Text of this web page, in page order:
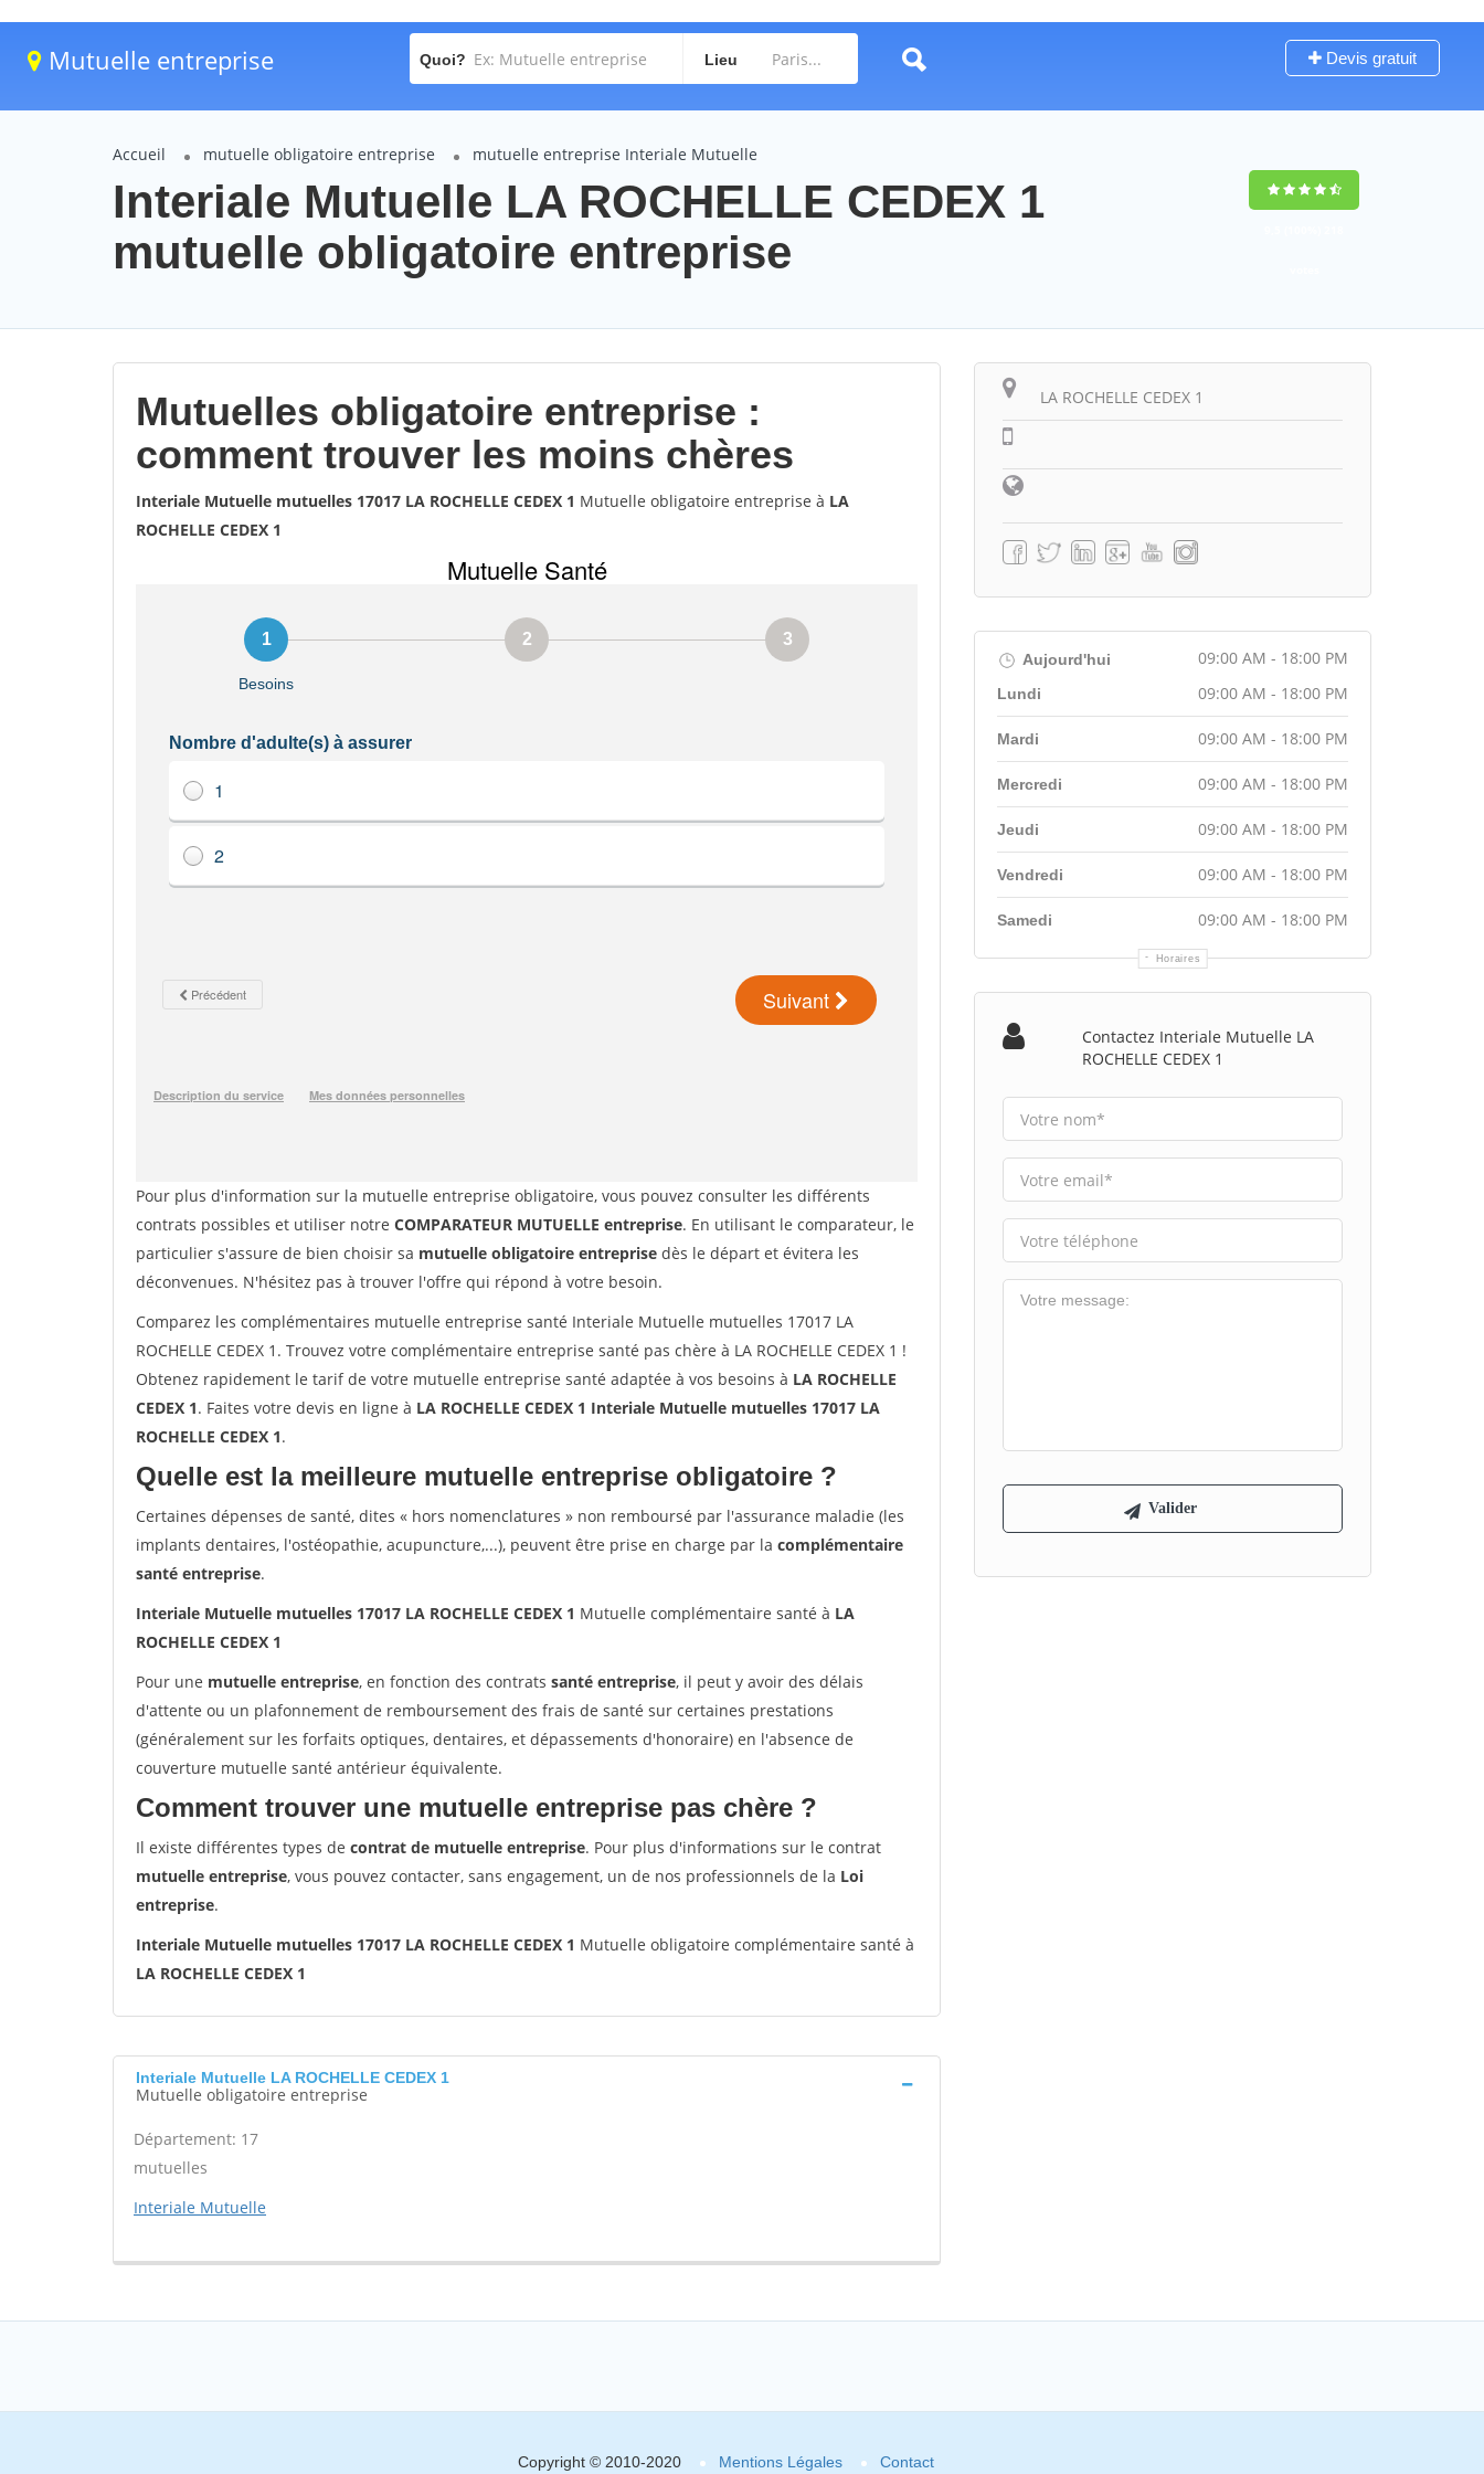
Mutuelle entreprise Quoi? Lieu Devis gratuit
Accueil mutuelle obligatoire entreprise mutuelle entreprise Interiale Mutuelle
Interiale Mutuelle LA ROCHELLE CEDEX 1
mutuelle obligatoire entreprise
Mutuelles obligatoire entreprise :
comment trouver les moins chères
Interiale Mutuelle mutuelles 17017 LA ROCHELLE CEDEX 1 Mutuelle obligatoire entreprise à LA
ROCHELLE CEDEX 1
Pour plus d'information sur la mutuelle entreprise obligatoire, vous pouvez consulter les différents
contrats possibles et utiliser notre COMPARATEUR MUTUELLE entreprise. En utilisant le comparateur, le
particulier s'assure de bien choisir sa mutuelle obligatoire entreprise dès le départ et évitera les
déconvenues. N'hésitez pas à trouver l'offre qui répond à votre besoin.
Comparez les complémentaires mutuelle entreprise santé Interiale Mutuelle mutuelles 17017 LA
ROCHELLE CEDEX 1. Trouvez votre complémentaire entreprise santé pas chère à LA ROCHELLE CEDEX 1 !
Obtenez rapidement le tarif de votre mutuelle entreprise santé adaptée à vos besoins à LA ROCHELLE
CEDEX 1. Faites votre devis en ligne à LA ROCHELLE CEDEX 1 Interiale Mutuelle mutuelles 17017 LA
ROCHELLE CEDEX 1.
Quelle est la meilleure mutuelle entreprise obligatoire ?
Certaines dépenses de santé, dites « hors nomenclatures » non remboursé par l'assurance maladie (les
implants dentaires, l'ostéopathie, acupuncture,...), peuvent être prise en charge par la complémentaire
santé entreprise.
Interiale Mutuelle mutuelles 17017 LA ROCHELLE CEDEX 1 Mutuelle complémentaire santé à LA
ROCHELLE CEDEX 1
Pour une mutuelle entreprise, en fonction des contrats santé entreprise, il peut y avoir des délais
d'attente ou un plafonnement de remboursement des frais de santé sur certaines prestations
(généralement sur les forfaits optiques, dentaires, et dépassements d'honoraire) en l'absence de
couverture mutuelle santé antérieur équivalente.
Comment trouver une mutuelle entreprise pas chère ?
Il existe différentes types de contrat de mutuelle entreprise. Pour plus d'informations sur le contrat
mutuelle entreprise, vous pouvez contacter, sans engagement, un de nos professionnels de la Loi
entreprise.
Interiale Mutuelle mutuelles 17017 LA ROCHELLE CEDEX 1 Mutuelle obligatoire complémentaire santé à
LA ROCHELLE CEDEX 1
Interiale Mutuelle LA ROCHELLE CEDEX 1
Mutuelle obligatoire entreprise
Département: 17
mutuelles
Interiale Mutuelle
LA ROCHELLE CEDEX 1
Aujourd'hui 09:00 AM - 18:00 PM
Horaires
Lundi 09:00 AM - 18:00 PM
Mardi 09:00 AM - 18:00 PM
Mercredi 09:00 AM - 18:00 PM
Jeudi 09:00 AM - 18:00 PM
Vendredi 09:00 AM - 18:00 PM
Samedi 09:00 AM - 18:00 PM
Contactez Interiale Mutuelle LA
ROCHELLE CEDEX 1
Copyright © 2010-2020 Mentions Légales Contact